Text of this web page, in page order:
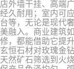
店外墙干挂、高端
经久耐用；室内可
台等，无论是现代
美融入。商业建筑
修，都能借助它提
玄恒石材对玫瑰金
天然矿石筛选到火